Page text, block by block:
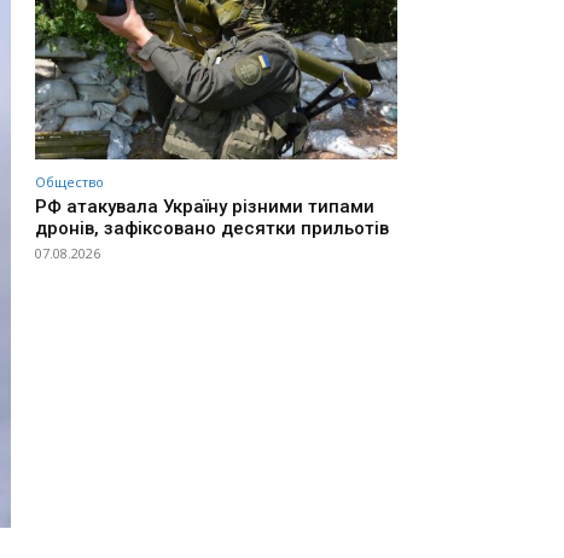
Общество
РФ атакувала Україну різними типами
дронів, зафіксовано десятки прильотів
07.08.2026